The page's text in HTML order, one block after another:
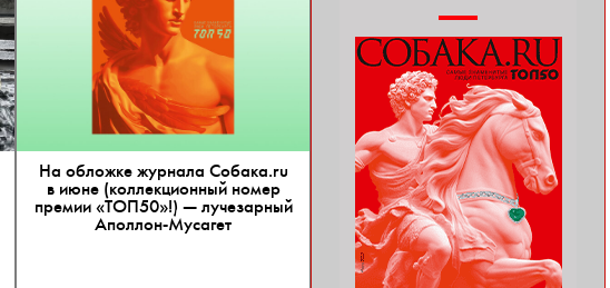
На обложке журнала Собака.ru
в июне (коллекционный номер
премии «ТОП50»!) — лучезарный
Аполлон-Мусагет